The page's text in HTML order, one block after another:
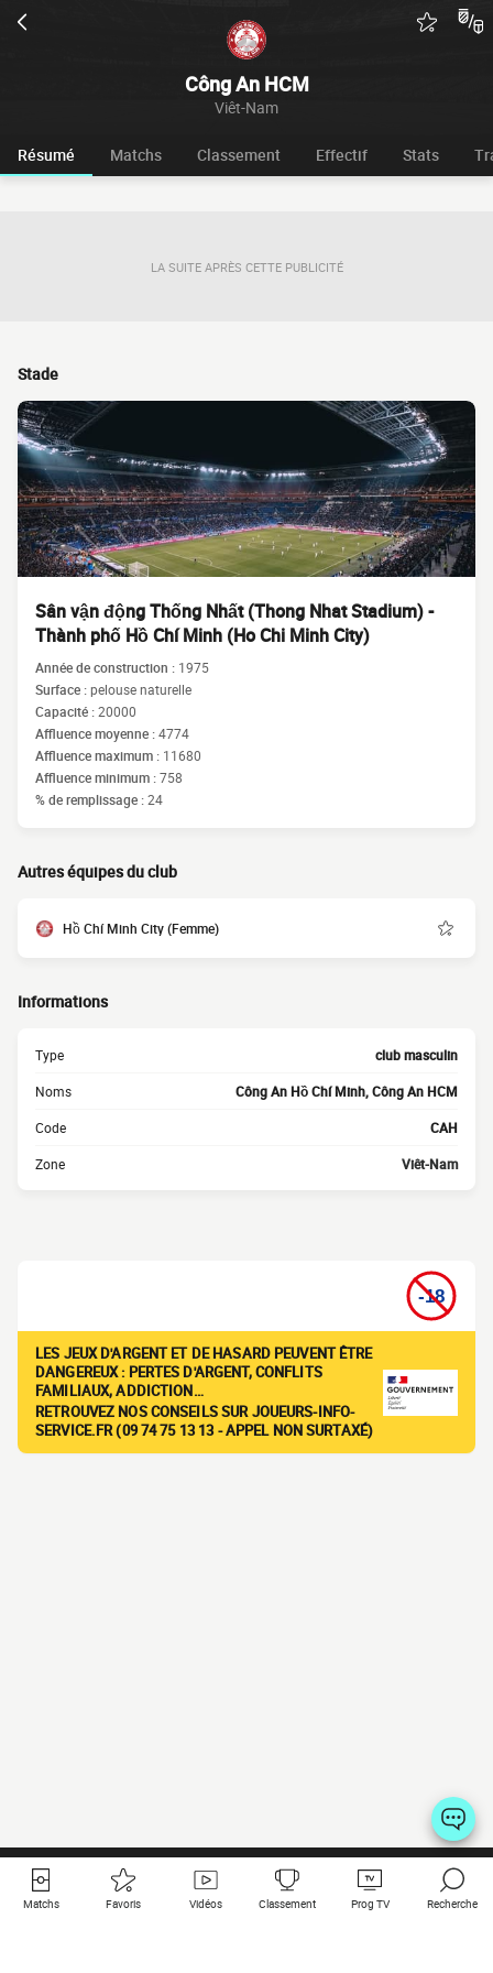
Công An HCM
Viêt-Nam
Résumé Matchs Classement Effectif Stats
LA SUITE APRÈS CETTE PUBLICITÉ
Stade
Sân vận động Thống Nhất (Thong Nhat Stadium) -
Thành phố Hồ Chí Minh (Ho Chi Minh City)
Année de construction : 1975
Surface :pelouse naturelle
Capacité :20000
Affluence moyenne :4774
Affluence maximum : 11680
Affluence minimum :758
% de remplissage :24
Autres équipes du club
Hồ Chí Minh City (Femme)
Informations
Type club masculin
Noms Công An Hồ Chí Minh, Công An HCM
Code CAH
Zone Viêt-Nam
LES JEUX D'ARGENT ET DE HASARD PEUVENT ÊTRE
DANGEREUX : PERTES D'ARGENT, CONFLITS
FAMILIAUX, ADDICTION…
RETROUVEZ NOS CONSEILS SUR JOUEURS-INFO-
SERVICE.FR (09 74 75 13 13 - APPEL NON SURTAXÉ)
Matchs Favoris Vidéos Classement Prog TV Recherche